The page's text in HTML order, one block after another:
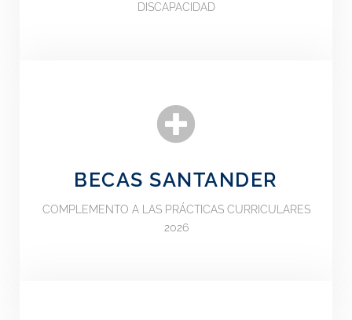
DISCAPACIDAD
BECAS SANTANDER
COMPLEMENTO A LAS PRÁCTICAS CURRICULARES
2026